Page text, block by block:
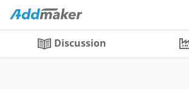
Discussion